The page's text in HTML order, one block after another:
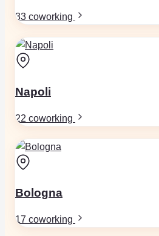
33 coworking
Napoli
22 coworking
Bologna
17 coworking